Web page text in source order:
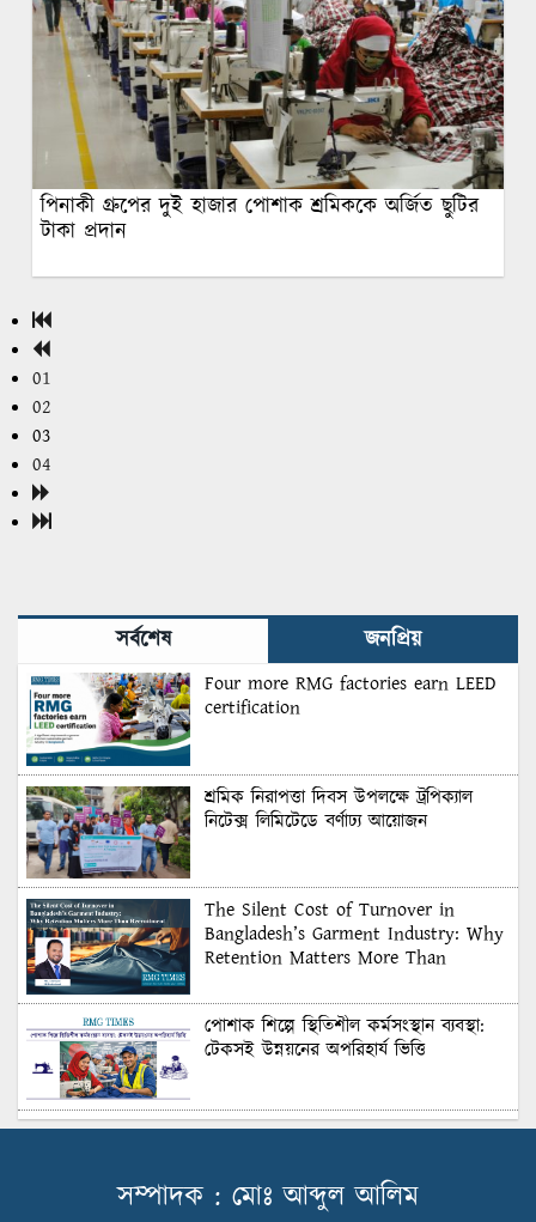
পিনাকী গ্রুপের দুই হাজার পোশাক শ্রমিককে অর্জিত ছুটির
টাকা প্রদান
01
02
03
04
সর্বশেষ জনপ্রিয়
Four more RMG factories earn LEED
certification
শ্রমিক নিরাপত্তা দিবস উপলক্ষে ট্রপিক্যাল
নিটেক্স লিমিটেডে বর্ণাঢ্য আয়োজন
The Silent Cost of Turnover in
Bangladesh’s Garment Industry: Why
Retention Matters More Than
পোশাক শিল্পে স্থিতিশীল কর্মসংস্থান ব্যবস্থা:
টেকসই উন্নয়নের অপরিহার্য ভিত্তি
শুল্কের দেয়াল ভাঙার সুযোগ: মার্কিন বাজারে
সম্পাদক : মোঃ আব্দুল আলিম